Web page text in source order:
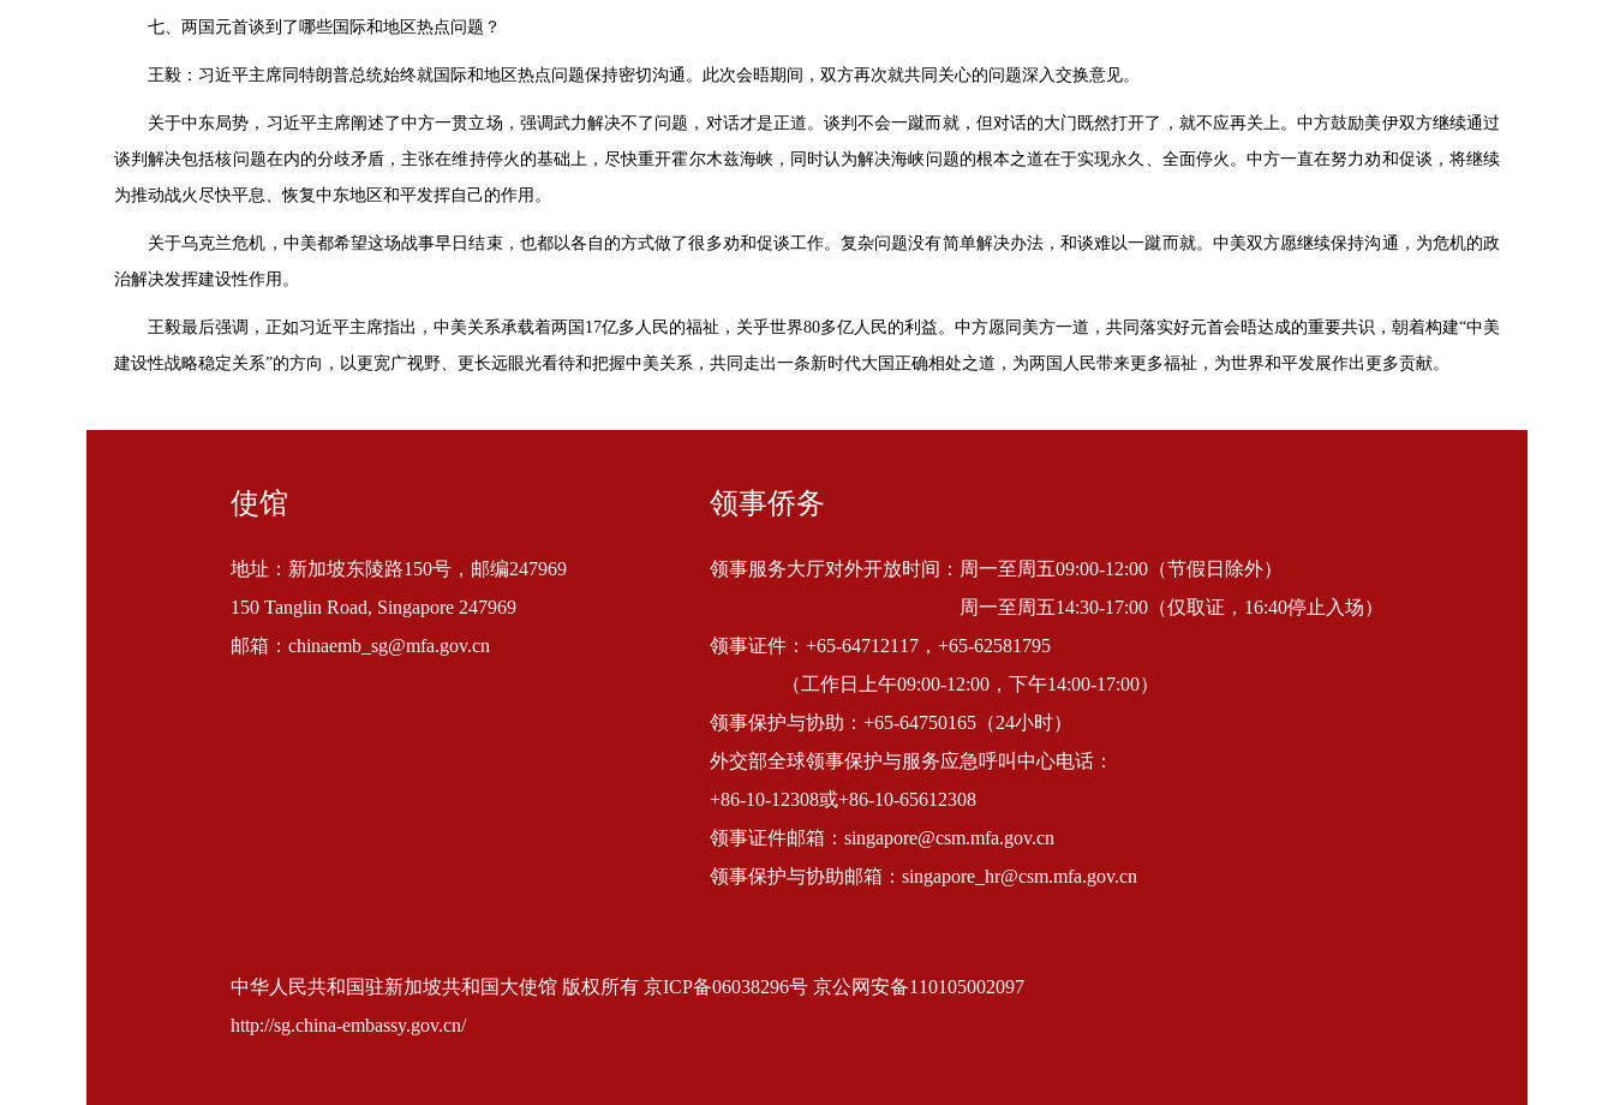
七、两国元首谈到了哪些国际和地区热点问题？
王毅：习近平主席同特朗普总统始终就国际和地区热点问题保持密切沟通。此次会晤期间，双方再次就共同关心的问题深入交换意见。
关于中东局势，习近平主席阐述了中方一贯立场，强调武力解决不了问题，对话才是正道。谈判不会一蹴而就，但对话的大门既然打开了，就不应再关上。中方鼓励美伊双方继续通过
谈判解决包括核问题在内的分歧矛盾，主张在维持停火的基础上，尽快重开霍尔木兹海峡，同时认为解决海峡问题的根本之道在于实现永久、全面停火。中方一直在努力劝和促谈，将继续
为推动战火尽快平息、恢复中东地区和平发挥自己的作用。
关于乌克兰危机，中美都希望这场战事早日结束，也都以各自的方式做了很多劝和促谈工作。复杂问题没有简单解决办法，和谈难以一蹴而就。中美双方愿继续保持沟通，为危机的政
治解决发挥建设性作用。
王毅最后强调，正如习近平主席指出，中美关系承载着两国17亿多人民的福祉，关乎世界80多亿人民的利益。中方愿同美方一道，共同落实好元首会晤达成的重要共识，朝着构建“中美
建设性战略稳定关系”的方向，以更宽广视野、更长远眼光看待和把握中美关系，共同走出一条新时代大国正确相处之道，为两国人民带来更多福祉，为世界和平发展作出更多贡献。
使馆
地址：新加坡东陵路150号，邮编247969
150 Tanglin Road, Singapore 247969
邮箱：chinaemb_sg@mfa.gov.cn
领事侨务
领事服务大厅对外开放时间：周一至周五09:00-12:00（节假日除外）
周一至周五14:30-17:00（仅取证，16:40停止入场）
领事证件：+65-64712117，+65-62581795
（工作日上午09:00-12:00，下午14:00-17:00）
领事保护与协助：+65-64750165（24小时）
外交部全球领事保护与服务应急呼叫中心电话：
+86-10-12308或+86-10-65612308
领事证件邮箱：singapore@csm.mfa.gov.cn
领事保护与协助邮箱：singapore_hr@csm.mfa.gov.cn
中华人民共和国驻新加坡共和国大使馆 版权所有 京ICP备06038296号 京公网安备110105002097
http://sg.china-embassy.gov.cn/